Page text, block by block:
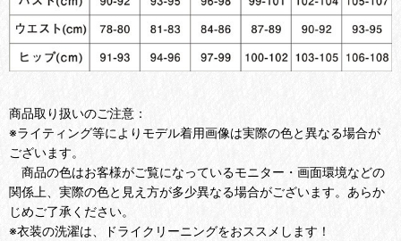
商品取り扱いのご注意：
※ライティング等によりモデル着用画像は実際の色と異なる場合が
ございます。
商品の色はお客様がご覧になっているモニター・画面環境などの
関係上、実際の色と見え方が多少異なる場合がございます。あらか
じめご了承ください。
※衣装の洗濯は、ドライクリーニングをおススメします！